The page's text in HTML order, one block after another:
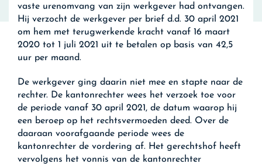
vaste urenomvang van zijn werkgever had ontvangen.
Hij verzocht de werkgever per brief d.d. 30 april 2021
om hem met terugwerkende kracht vanaf 16 maart
2020 tot 1 juli 2021 uit te betalen op basis van 42,5
uur per maand.
De werkgever ging daarin niet mee en stapte naar de
rechter. De kantonrechter wees het verzoek toe voor
de periode vanaf 30 april 2021, de datum waarop hij
een beroep op het rechtsvermoeden deed. Over de
daaraan voorafgaande periode wees de
kantonrechter de vordering af. Het gerechtshof heeft
vervolgens het vonnis van de kantonrechter